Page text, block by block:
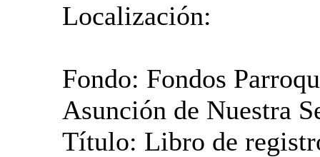
Localización:
Fondo: Fondos
Asunción de Nuestra
Título: Libro de